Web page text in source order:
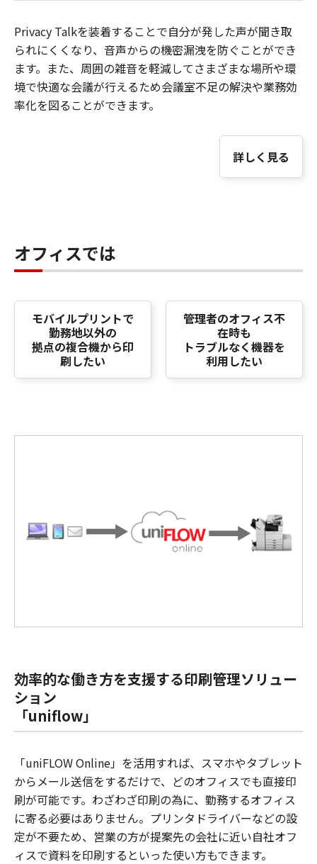
Privacy Talkを装着することで自分が発した声が聞き取
られにくくなり、音声からの機密漏洩を防ぐことができ
ます。また、周囲の雑音を軽減してさまざまな場所や環
境で快適な会議が行えるため会議室不足の解決や業務効
率化を図ることができます。
詳しく見る
オフィスでは
モバイルプリントで
勤務地以外の
拠点の複合機から印
刷したい
管理者のオフィス不
在時も
トラブルなく機器を
利用したい
効率的な働き方を支援する印刷管理ソリュー
ション
「uniflow」
「uniFLOW Online」を活用すれば、スマホやタブレット
からメール送信をするだけで、どのオフィスでも直接印
刷が可能です。わざわざ印刷の為に、勤務するオフィス
に寄る必要はありません。プリンタドライバーなどの設
定が不要ため、営業の方が提案先の会社に近い自社オフ
ィスで資料を印刷するといった使い方もできます。